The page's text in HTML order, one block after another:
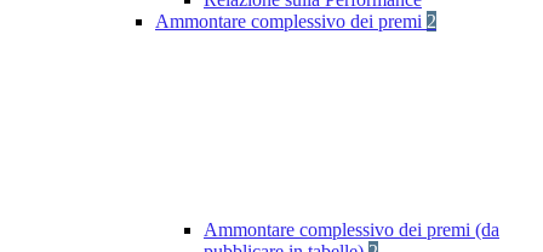
Ammontare complessivo dei premi 2
Ammontare complessivo dei premi (da